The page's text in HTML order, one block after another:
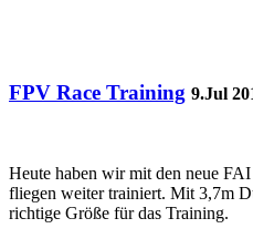
FPV Race Training 9.Jul
Heute haben wir mit den neue
fliegen weiter trainiert. Mit 3,7m
richtige Größe für das Training.